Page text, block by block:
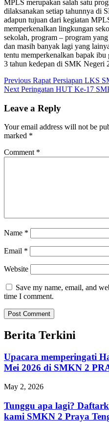
MPLS merupakan salah satu
dilaksanakan setiap tahunnya di
adapun tujuan dari kegiatan
memperkenalkan lingkungan
sekolah, program – program
dan masih banyak lagi yang
tentu memperkenalkan bapak ibu
3 tahun kedepan di SMK Negeri
Post
navigation
Previous Previous
post:
Rapat Persiapan LKS
Next Next
Peringatan HUT Ke-17
Leave a Reply
Your email address will not be
marked *
Comment *
Name *
Email *
Website
Save my name, email, and
time I comment.
Berita Terkini
Upacara memperingati
Mei 2026 di SMKN 2
May 2, 2026
Tunggu apa lagi?
kami SMKN 2 Praya